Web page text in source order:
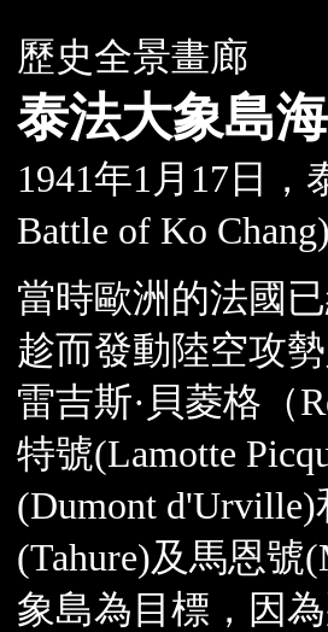
歷史全景畫廊
泰法大象島
1941年1月17日
Battle of Ko
當時歐洲的法國
趁而發動陸空攻
雷吉斯·貝菱格（
特號(Lamotte
(Dumont
(Tahure)及馬恩號
象島為目標，因